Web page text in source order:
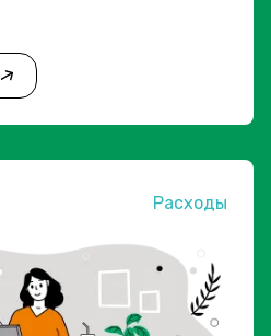
Расходы